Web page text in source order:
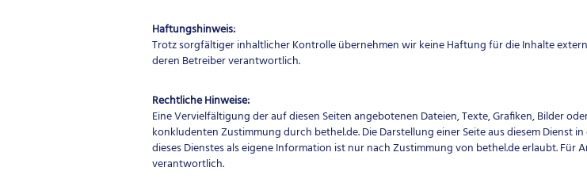
Haftungshinweis:
Trotz sorgfältiger inhaltlicher Kontrolle übernehmen wir keine Haftung für die Inhalte
deren Betreiber verantwortlich.
Rechtliche Hinweise:
Eine Vervielfältigung der auf diesen Seiten angebotenen Dateien, Texte, Grafiken, Bilder
konkludenten Zustimmung durch bethel.de. Die Darstellung einer Seite aus diesem Dienst
dieses Dienstes als eigene Information ist nur nach Zustimmung von bethel.de erlaubt. Für
verantwortlich.